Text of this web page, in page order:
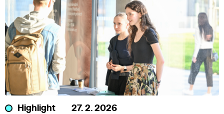
Highlight 27. 2. 2026